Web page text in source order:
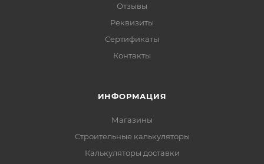
Отзывы
Реквизиты
Сертификаты
Контакты
ИНФОРМАЦИЯ
Магазины
Строительные калькуляторы
Калькуляторы доставки